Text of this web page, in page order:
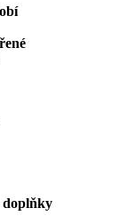
doplňky